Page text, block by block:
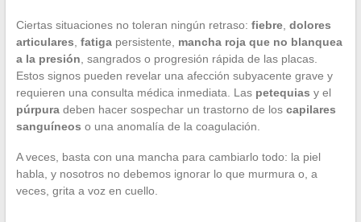
Ciertas situaciones no toleran ningún retraso: fiebre, dolores
articulares fatigapersistente, mancha roja que no blanquea
a la presión , sangrados o progresión rápida de las placas.
Estos signos pueden revelar una afección subyacente grave y
requieren una consulta médica inmediata. Las petequias y el
púrpuradeben hacer sospechar un trastorno de los capilares
sanguíneos o una anomalía de la coagulación.
A veces, basta con una mancha para cambiarlo todo: la piel
habla, y nosotros no debemos ignorar lo que murmura o, a
veces, grita a voz en cuello.